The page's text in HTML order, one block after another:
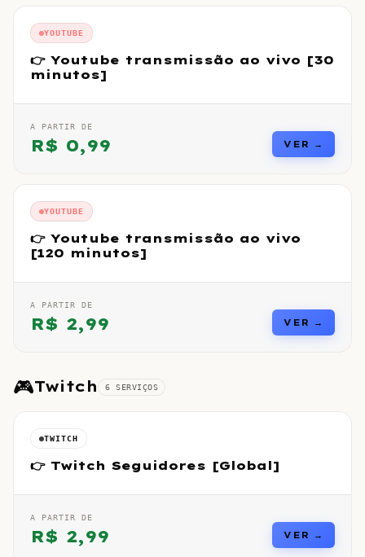
YOUTUBE
👉 Youtube transmissão ao vivo [30
minutos]
A PARTIR DE
R$ 0,99 VER →
YOUTUBE
👉 Youtube transmissão ao vivo
[120 minutos]
A PARTIR DE
R$ 2,99 VER →
🎮Twitch 6 SERVIÇOS
TWITCH
👉 Twitch Seguidores [Global]
A PARTIR DE
R$ 2,99 VER →